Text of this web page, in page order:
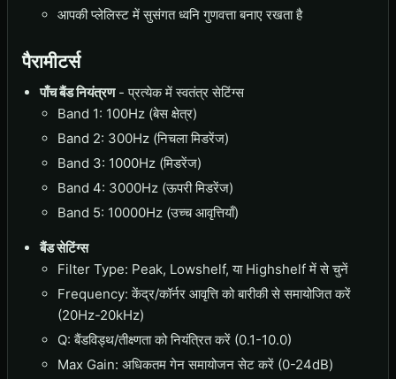
आपकी प्लेलिस्ट में सुसंगत ध्वनि गुणवत्ता बनाए रखता है
पैरामीटर्स
पाँच बैंड नियंत्रण- प्रत्येक में स्वतंत्र सेटिंग्स
Band 1: 100Hz (बेस क्षेत्र)
Band 2: 300Hz (निचला मिडरेंज)
Band 3: 1000Hz (मिडरेंज)
Band 4: 3000Hz (ऊपरी मिडरेंज)
Band 5: 10000Hz (उच्च आवृत्तियाँ)
बैंड सेटिंग्स
Filter Type: Peak, Lowshelf, या Highshelf में से चुनें
Frequency: केंद्र/कॉर्नर आवृत्ति को बारीकी से समायोजित करें
(20Hz-20kHz)
Q: बैंडविड्थ/तीक्ष्णता को नियंत्रित करें (0.1-10.0)
Max Gain: अधिकतम गेन समायोजन सेट करें (0-24dB)